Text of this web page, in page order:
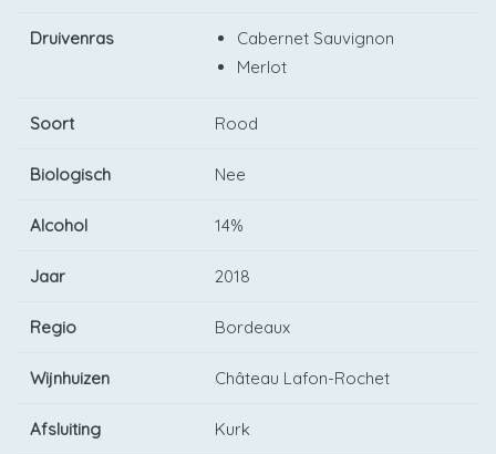
Druivenras
Cabernet Sauvignon
Merlot
Soort Rood
Biologisch Nee
Alcohol 14%
Jaar 2018
Regio Bordeaux
Wijnhuizen Château Lafon-Rochet
Afsluiting Kurk